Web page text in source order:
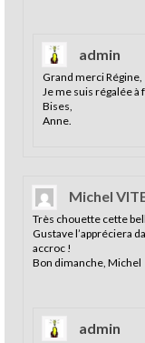
admin
Grand merci Régine,
Je me suis régalée
Bises,
Anne.
Michel
Très chouette cette
Gustave l’appréciera
accroc !
Bon dimanche, Michel
admin